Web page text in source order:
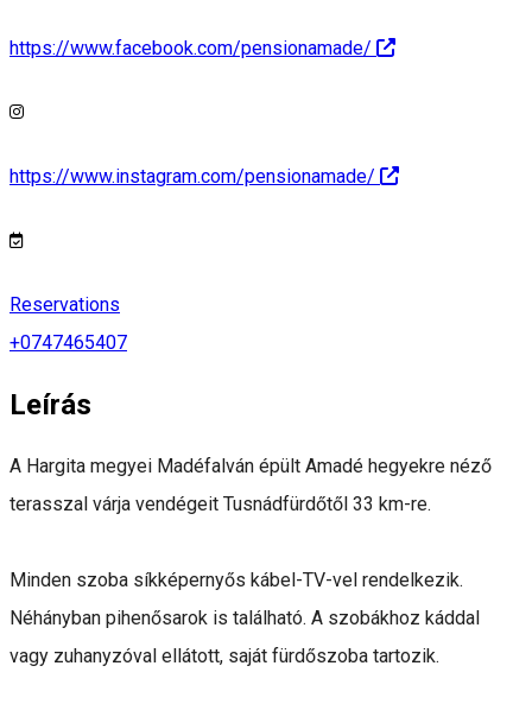
https://www.facebook.com/pensionamade/
https://www.instagram.com/pensionamade/
Reservations
+0747465407
Leírás
A Hargita megyei Madéfalván épült Amadé hegyekre néző
terasszal várja vendégeit Tusnádfürdőtől 33 km-re.
Minden szoba síkképernyős kábel-TV-vel rendelkezik.
Néhányban pihenősarok is található. A szobákhoz káddal
vagy zuhanyzóval ellátott, saját fürdőszoba tartozik.